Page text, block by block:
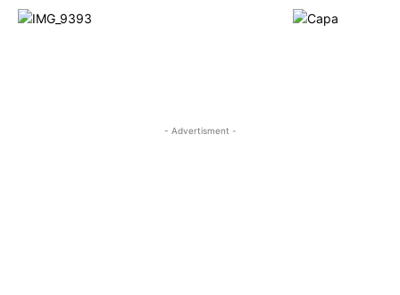
- Advertisment -